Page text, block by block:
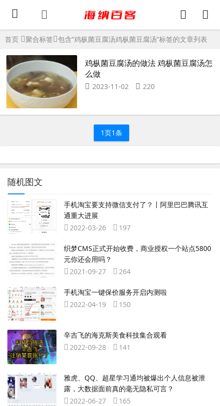
首页 聚合标签 包含“鸡枞菌豆腐汤鸡枞菌豆腐汤”标签的文章列表
鸡枞菌豆腐汤的做法 鸡枞菌豆腐汤怎
么做
2023-11-02 220
1页1条
随机图文
手机淘宝要支持微信支付了？丨阿里巴巴腾讯互
通重大进展
2022-03-26
197
织梦CMS正式开始收费，商业授权一个站点5800
元你还会用吗？
2021-09-27
264
手机淘宝一键保价服务开启内测啦
2022-04-19
150
辛吉飞的海克斯美食科技集合观看
2022-09-28
141
雅虎、QQ、超星学习通均被爆出个人信息被泄
露，大数据面前真的毫无隐私可言？
2022-06-27
165